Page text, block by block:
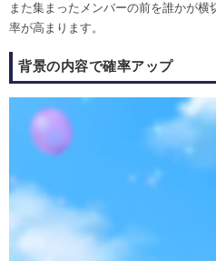
また集まったメンバーの前を誰かが
率が高まります。
背景の内容で確率アップ